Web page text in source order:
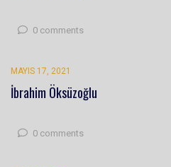
0 comments
MAYIS 17, 2021
İbrahim Öksüzoğlu
0 comments